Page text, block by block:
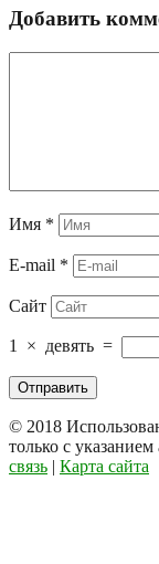
Добавить
Имя *
E-mail *
Сайт
1 × девять =
© 2018
только с
связь | Карта сайта